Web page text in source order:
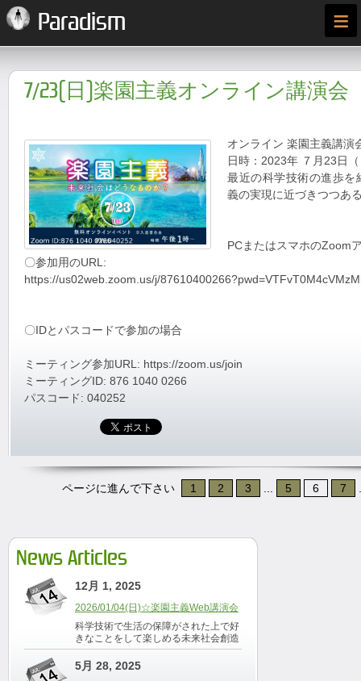
Paradism ≡
7/23(日)楽園主義オンライン講演会
オンライン 楽園主義講演
日時：2023年 ７月23日
最近の科学技術の進歩を
義の実現に近づきつつあ
PCまたはスマホのZoom
〇参加用のURL:
https://us02web.zoom.us/j/
〇IDとパスコードで参加の場合
ミーティング参加URL: https://zoom.us/join
ミーティングID: 876 1040 0266
パスコード: 040252
ページに進んで下さい 1 2 3 5 6 7
News Articles
12月 1, 2025
2026/01/04(日)☆楽園主義Web講演会
科学技術で生活の保障がされた上で好
きなことをして楽しめる未来社会創造
5月 28, 2025